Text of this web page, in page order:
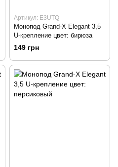
Артикул: E3UTQ
Монопод Grand-X Elegant 3,5
U-крепление цвет: бирюза
149 грн